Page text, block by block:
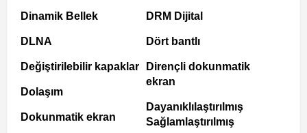
Dinamik Bellek
DLNA
Değiştirilebilir kapaklar
Dolaşım
Dokunmatik ekran
DRM Dijital
Dört bantlı
Dirençli dokunmatik
ekran
Dayanıklılaştırılmış
Sağlamlaştırılmış